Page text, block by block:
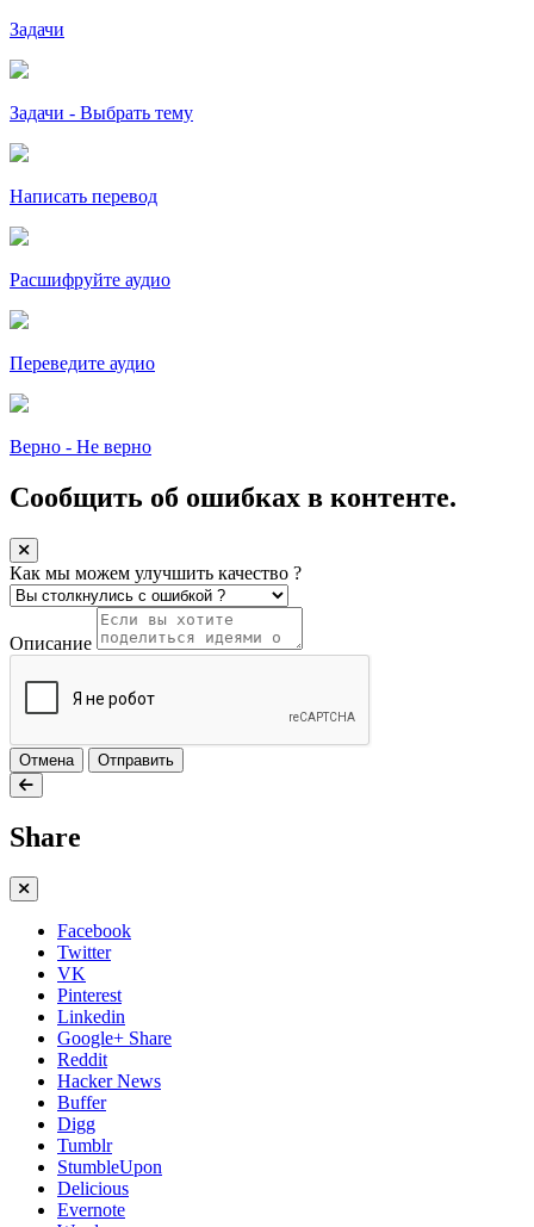
Задачи
Задачи - Выбрать тему
Написать перевод
Расшифруйте аудио
Переведите аудио
Верно - Не верно
Сообщить об ошибках в контенте.
Как мы можем улучшить качество ?
Описание
Отмена Отправить
Share
Facebook
Twitter
VK
Pinterest
Linkedin
Google+ Share
Reddit
Hacker News
Buffer
Digg
Tumblr
StumbleUpon
Delicious
Evernote